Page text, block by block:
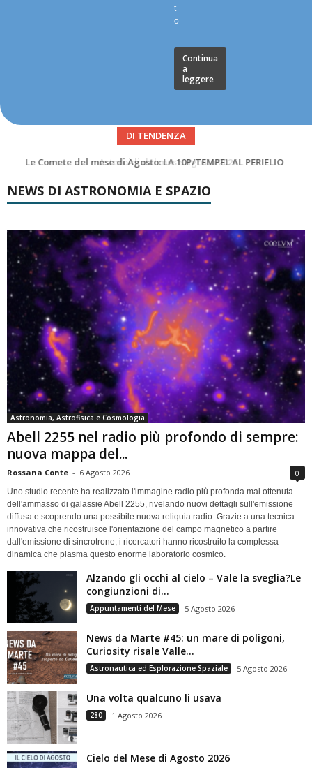
t
o
.
Continua
a
leggere
DI TENDENZA
Asteroidi del mese Agosto 2026
NEWS DI ASTRONOMIA E SPAZIO
Astronomia, Astrofisica e Cosmologia
Abell 2255 nel radio più profondo di sempre:
nuova mappa del...
Rossana Conte - 6 Agosto 2026 0
Uno studio recente ha realizzato l'immagine radio più profonda mai ottenuta
dell'ammasso di galassie Abell 2255, rivelando nuovi dettagli sull'emissione
diffusa e scoprendo una possibile nuova reliquia radio. Grazie a una tecnica
innovativa che ricostruisce l'orientazione del campo magnetico a partire
dall'emissione di sincrotrone, i ricercatori hanno ricostruito la complessa
dinamica che plasma questo enorme laboratorio cosmico.
Alzando gli occhi al cielo – Vale la sveglia?Le
congiunzioni di...
Appuntamenti del Mese 5 Agosto 2026
News da Marte #45: un mare di poligoni,
Curiosity risale Valle...
Astronautica ed Esplorazione Spaziale 5 Agosto 2026
Una volta qualcuno li usava
280 1 Agosto 2026
Cielo del Mese di Agosto 2026